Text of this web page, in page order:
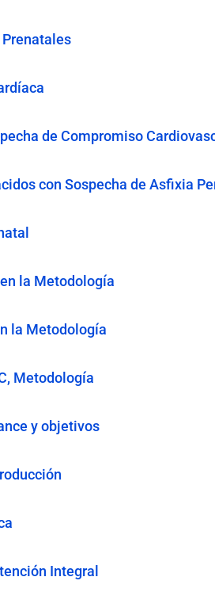
Prenatales
de Compromiso
con Sospecha de Asfixia
la Metodología
la Metodología
Metodología
y objetivos
Integral